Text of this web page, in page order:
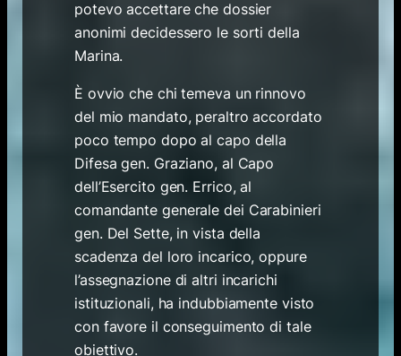
potevo accettare che dossier
anonimi decidessero le sorti della
Marina.
È ovvio che chi temeva un rinnovo
del mio mandato, peraltro accordato
poco tempo dopo al capo della
Difesa gen. Graziano, al Capo
dell’Esercito gen. Errico, al
comandante generale dei Carabinieri
gen. Del Sette, in vista della
scadenza del loro incarico, oppure
l’assegnazione di altri incarichi
istituzionali, ha indubbiamente visto
con favore il conseguimento di tale
obiettivo.